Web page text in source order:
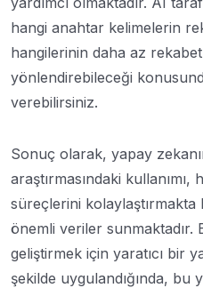
hangi anahtar kelimelerin
hangilerinin daha az
yönlendirebileceği
verebilirsiniz.
Sonuç olarak, yapay
araştırmasındaki
süreçlerini
önemli veriler sunmaktadır.
geliştirmek için yaratıcı bir
şekilde uygulandığında, bu